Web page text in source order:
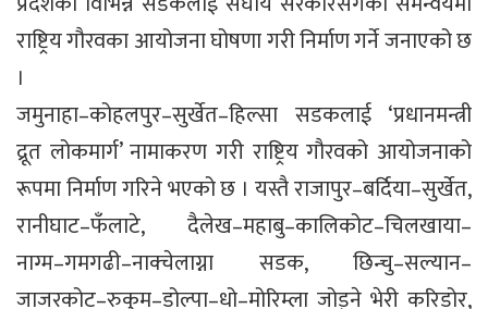
राष्ट्रिय गौरवका आयोजना घोषणा गरी निर्माण गर्ने जनाएको छ
।
जमुनाहा–कोहलपुर–सुर्खेत–हिल्सा सडकलाई ‘प्रधानमन्त्री
द्रूत लोकमार्ग’ नामाकरण गरी राष्ट्रिय गौरवको आयोजनाको
रूपमा निर्माण गरिने भएको छ । यस्तै राजापुर–बर्दिया–सुर्खेत,
रानीघाट–फँलाटे, दैलेख–महाबु–कालिकोट–चिलखाया–
नाग्म–गमगढी–नाक्चेलाग्ना सडक, छिन्चु–सल्यान–
जाजरकोट–रुकुम–डोल्पा–धो–मोरिम्ला जोड्ने भेरी करिडोर,